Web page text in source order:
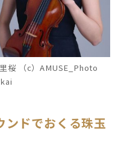
桜 （c）AMUSE_Photo
ンドでおくる珠玉